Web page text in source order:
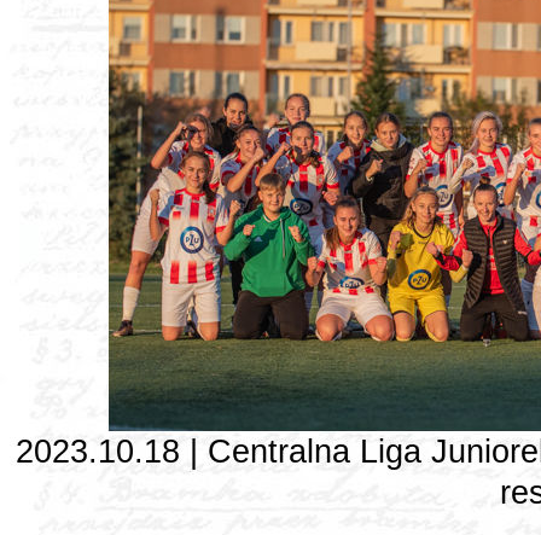
2023.10.18 | Centralna Liga